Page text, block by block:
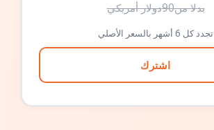
بدلا من90دولار أمريكي
تجدد كل 6 أشهر بالسعر الأصلي
اشترك